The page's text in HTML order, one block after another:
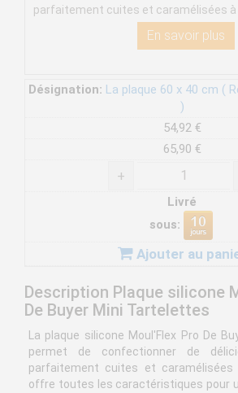
parfaitement cuites et caramélisées à
En savoir plus
Désignation: La plaque 60 x 40 cm (
)
54,92 €
65,90 €
+
Livré
sous:
Ajouter au
Description Plaque silicone
De Buyer Mini Tartelettes
La plaque silicone Moul'Flex Pro De
permet de confectionner de
parfaitement cuites et caramélisées
offre toutes les caractéristiques pour